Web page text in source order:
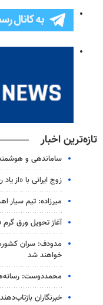
تازه‌ترین اخبار
ساماندهی و
زوج ایرانی با «از
میرزاده: تیم سیار
آغاز تحویل ورق گرم
مدودف: سران
خواهند شد
محمددوست:
خبرنگاران